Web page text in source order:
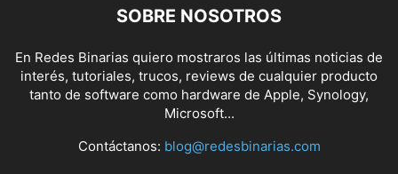
SOBRE NOSOTROS
En Redes Binarias quiero mostraros las últimas noticias de
interés, tutoriales, trucos, reviews de cualquier producto
tanto de software como hardware de Apple, Synology,
Microsoft...
Contáctanos: blog@redesbinarias.com